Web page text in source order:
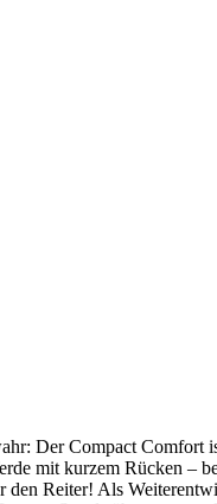
Der Compact Comfort
mit kurzem Rücken –
den Reiter! Als